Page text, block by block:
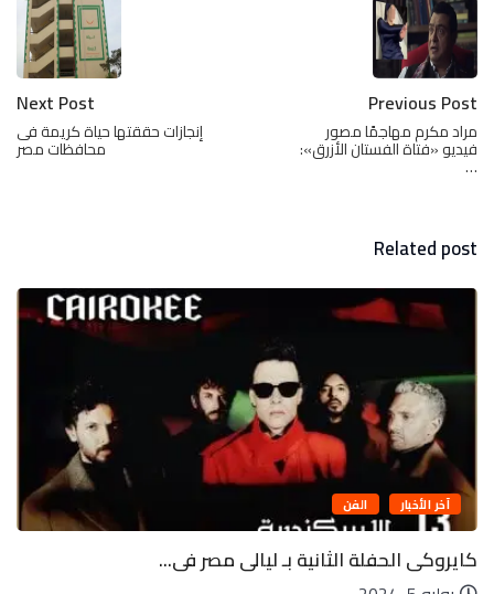
Previous Post
مراد مكرم مهاجمًا مصور
فيديو «فتاة الفستان الأزرق»:
…
Next Post
إنجازات حققتها حياة كريمة فى
محافظات مصر
Related post
آخر الأخبار الفن
كايروكى الحفلة الثانية بـ ليالى مصر فى...